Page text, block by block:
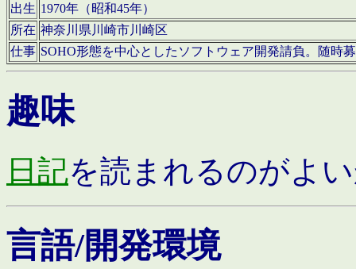
出生 1970年（昭和45年）
所在 神奈川県川崎市川崎区
仕事 SOHO形態を中心としたソフトウェア開発請負。随時
趣味
日記を読まれるのがよ
言語/開発環境